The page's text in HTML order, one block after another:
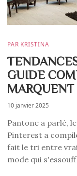
PAR KRISTINA
GUIDE
10 janvier 2025
Pantone a parlé,
Pinterest a
fait le tri entre
mode qui